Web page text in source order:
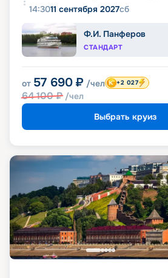
14:3011 сентября 2027сб
Ф.И. Панферов
СТАНДАРТ
от 57 690 ₽ /чел
64 100₽ /чел
+2 027
Выбрать круиз